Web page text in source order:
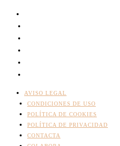
AVISO LEGAL
CONDICIONES DE USO
POLÍTICA DE COOKIES
POLÍTICA DE PRIVACIDAD
CONTACTA